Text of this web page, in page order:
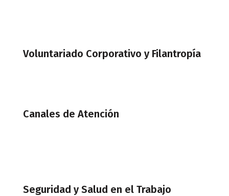
Voluntariado Corporativo y Filantropía
Canales de Atención
Seguridad y Salud en el Trabajo